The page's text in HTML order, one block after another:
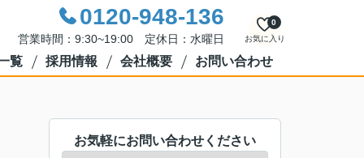
0120-948-136
営業時間：9:30~19:00 定休日：水曜日 お気に入り
0
覧 採用情報 会社概要 お問い合わせ
お気軽にお問い合わせください